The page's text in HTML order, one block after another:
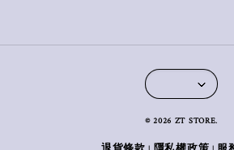
© 2026 ZT STORE.